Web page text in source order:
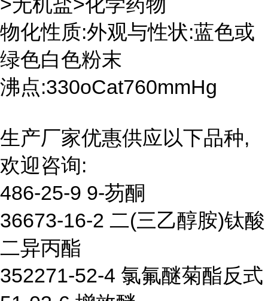
物化性质:外观与性状:蓝色或
绿色白色粉末
沸点:330oCat760mmHg
生产厂家优惠供应以下品种,
欢迎咨询:
486-25-9 9-芴酮
36673-16-2 二(三乙醇胺)钛酸
二异丙酯
352271-52-4 氯氟醚菊酯反式